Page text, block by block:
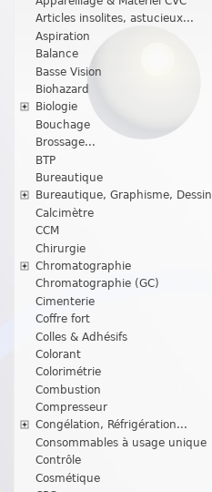
Articles insolites, astucieux...
Aspiration
Balance
Basse Vision
Biohazard
Biologie
Bouchage
Brossage...
BTP
Bureautique
Bureautique, Graphisme, Dessin
Calcimètre
CCM
Chirurgie
Chromatographie
Chromatographie (GC)
Cimenterie
Coffre fort
Colles & Adhésifs
Colorant
Colorimétrie
Combustion
Compresseur
Congélation, Réfrigération...
Consommables à usage unique
Contrôle
Cosmétique